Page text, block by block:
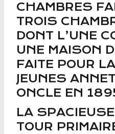
CHAMBRES
TROIS
DONT L’UNE
UNE MAISON
FAITE POUR
JEUNES
ONCLE EN
LA
TOUR